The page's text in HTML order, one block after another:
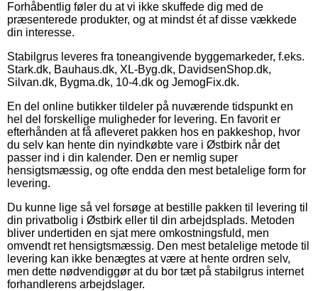
Forhåbentlig føler du at vi ikke skuffede dig med de
præsenterede produkter, og at mindst ét af disse vækkede
din interesse.
Stabilgrus leveres fra toneangivende byggemarkeder, f.eks.
Stark.dk, Bauhaus.dk, XL-Byg.dk, DavidsenShop.dk,
Silvan.dk, Bygma.dk, 10-4.dk og JemogFix.dk.
En del online butikker tildeler på nuværende tidspunkt en
hel del forskellige muligheder for levering. En favorit er
efterhånden at få afleveret pakken hos en pakkeshop, hvor
du selv kan hente din nyindkøbte vare i Østbirk når det
passer ind i din kalender. Den er nemlig super
hensigtsmæssig, og ofte endda den mest betalelige form for
levering.
Du kunne lige så vel forsøge at bestille pakken til levering til
din privatbolig i Østbirk eller til din arbejdsplads. Metoden
bliver undertiden en sjat mere omkostningsfuld, men
omvendt ret hensigtsmæssig. Den mest betalelige metode til
levering kan ikke benægtes at være at hente ordren selv,
men dette nødvendiggør at du bor tæt på stabilgrus internet
forhandlerens arbejdslager.